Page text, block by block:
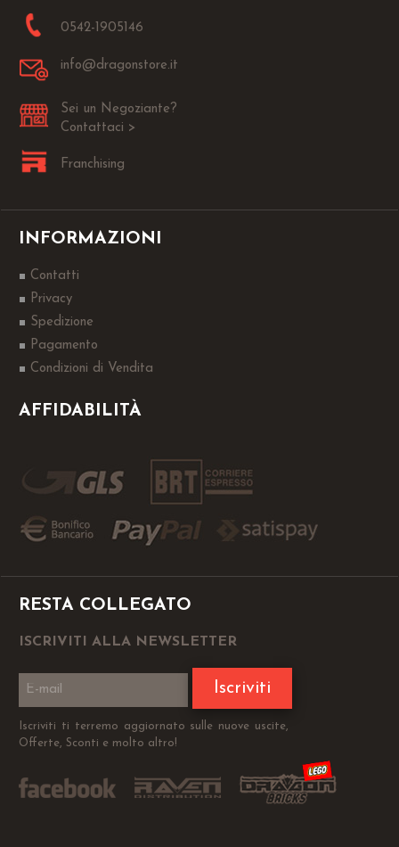
0542-1905146
info@dragonstore.it
Sei un Negoziante?
Contattaci >
Franchising
INFORMAZIONI
Contatti
Privacy
Spedizione
Pagamento
Condizioni di Vendita
AFFIDABILITÀ
RESTA COLLEGATO
ISCRIVITI ALLA NEWSLETTER
Iscriviti
Iscriviti ti terremo aggiornato sulle nuove uscite,
Offerte, Sconti e molto altro!